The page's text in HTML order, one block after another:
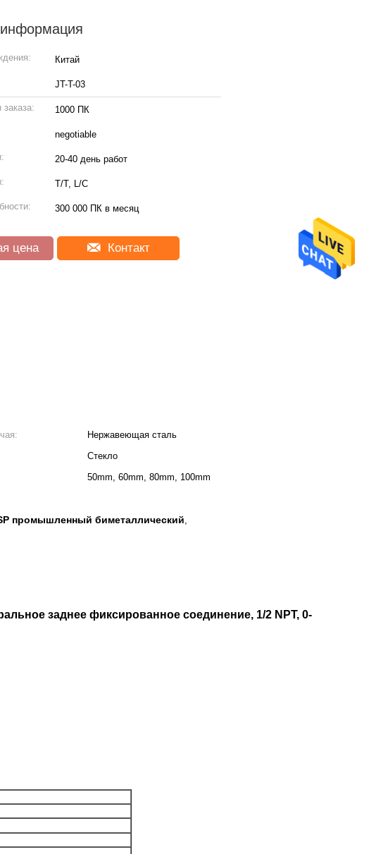
Китай
JT-T-03
1000 ПК
negotiable
20-40 день работ
T/T, L/C
300 000 ПК в месяц
цена Контакт
Нержавеющая сталь
Стекло
50mm, 60mm, 80mm, 100mm
промышленный биметаллический,
заднее фиксированное соединение, 1/2 NPT, 0-